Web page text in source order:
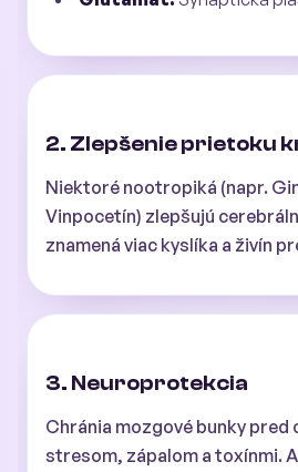
2. Zlepšenie prietoku
Niektoré nootropiká (napr.
Vinpocetín) zlepšujú
znamená viac kyslíka a živín
3. Neuroprotekcia
Chránia mozgové bunky pred
stresom, zápalom a toxínmi.